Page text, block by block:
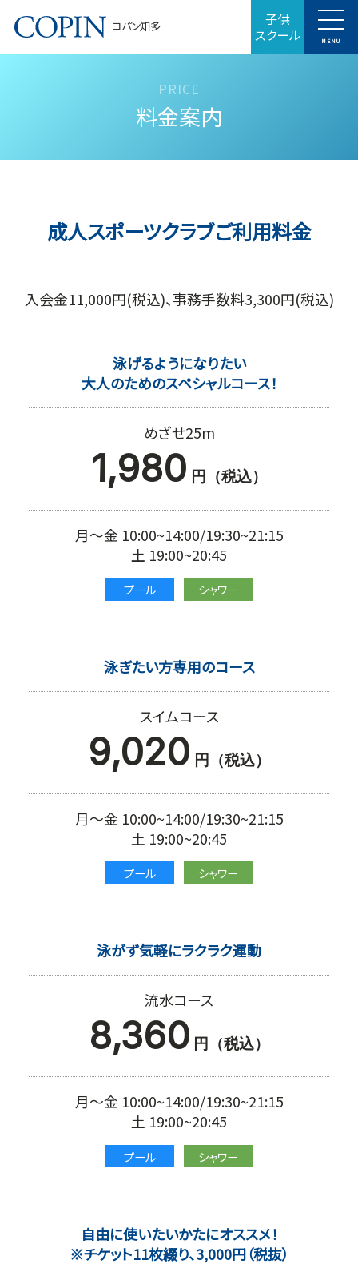
コパン知多 子供
スクール MENU
料金案内
成人スポーツクラブご利用料金
入会金11,000円(税込)、事務手数料3,300円(税込)
めざせ25m
泳げるようになりたい
大人のためのスペシャルコース！
1,980 円（税込）
月～金 10:00~14:00/19:30~21:15
土 19:00~20:45
プール シャワー
スイムコース
泳ぎたい方専用のコース
9,020 円（税込）
月～金 10:00~14:00/19:30~21:15
土 19:00~20:45
プール シャワー
流水コース
泳がず気軽にラクラク運動
8,360 円（税込）
月～金 10:00~14:00/19:30~21:15
土 19:00~20:45
プール シャワー
自由に使いたいかたにオススメ！
※チケット11枚綴り、3,000円（税抜）